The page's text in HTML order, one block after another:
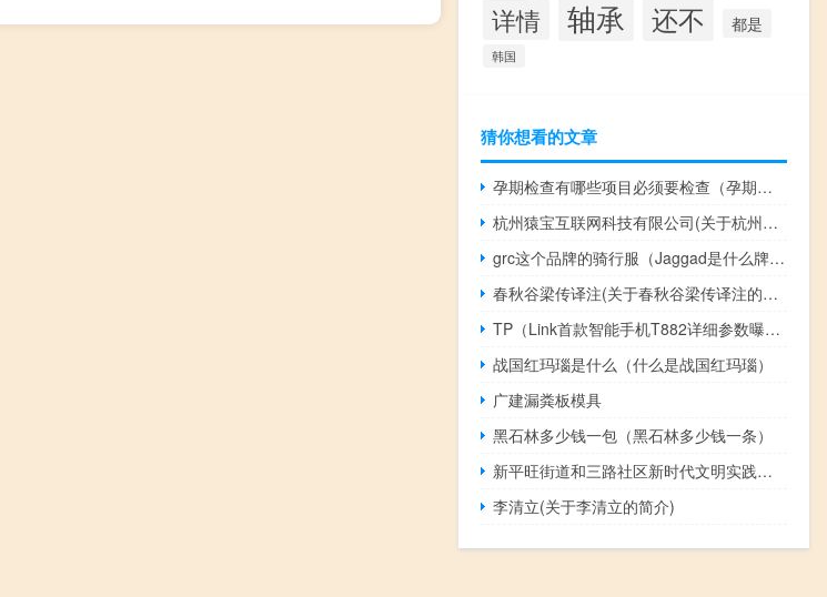
详情 轴承 还不 都是
韩国
猜你想看的文章
孕期检查有哪些项目必须要检查（孕期检查时间表）
杭州猿宝互联网科技有限公司(关于杭州猿宝互联网科技有限公司的简介)
grc这个品牌的骑行服（Jaggad是什么牌子女骑行服）
春秋谷梁传译注(关于春秋谷梁传译注的简介)
TP（Link首款智能手机T882详细参数曝光）
战国红玛瑙是什么（什么是战国红玛瑙）
广建漏粪板模具
黑石林多少钱一包（黑石林多少钱一条）
新平旺街道和三路社区新时代文明实践志愿服务小队(关于新平旺街道和三路社区新时代文明实践志愿服务小队的简介)
李清立(关于李清立的简介)